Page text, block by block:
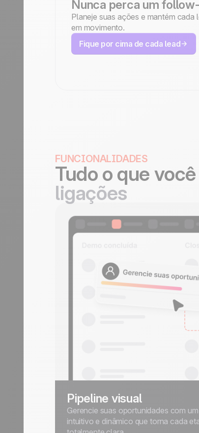
Nunca perca um
Planeje suas ações e mantém cada
em movimento.
Fique por cima de cada lead
FUNCIONALIDADES
Tudo o que
ligações
Pipeline visual
Gerencie suas oportunidades com
intuitivo e dinâmico que torna cada